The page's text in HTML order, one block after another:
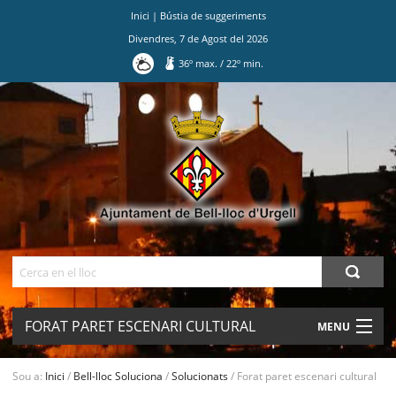
Inici | Bústia de suggeriments
Divendres 7 de Agost del 2026
36º max./ 22º min.
FORAT PARET ESCENARI CULTURAL MENU
Sou a: Inici / Bell-lloc Soluciona /Solucionats/ Forat paret escenari cultural